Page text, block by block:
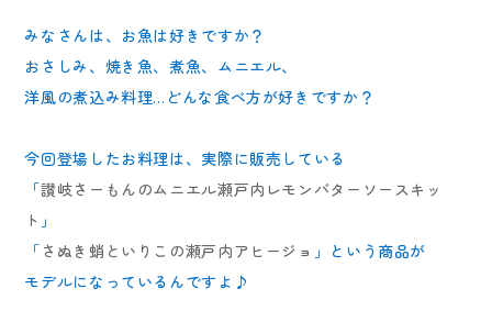
みなさんは、お魚は好きですか？
おさしみ、焼き魚、煮魚、ムニエル、
洋風の煮込み料理…どんな食べ方が好きですか？
今回登場したお料理は、実際に販売している
「讃岐さーもんのムニエル瀬戸内レモンバターソースキッ
ト 」
「 さぬき蛸といりこの瀬戸内アヒージョ 」という商品が
モデルになっているんですよ♪